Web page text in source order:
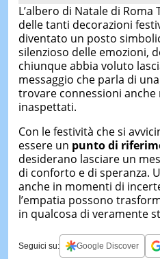
L’albero di Natale di
delle tanti decorazioni
diventato un posto
silenzioso delle emozioni,
chiunque abbia voluto
messaggio che parla di
trovare connessioni anche
inaspettati.
Con le festività che si
essere un punto di
desiderano lasciare un
di conforto e di speranza.
anche in momenti di
l’empatia possono
in qualcosa di veramente
Seguici su: Google Discover